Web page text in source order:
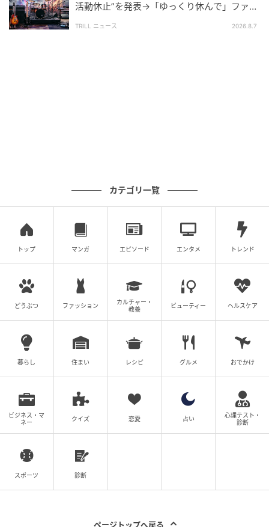
活動休止”を発表→「ゆっくり休んで」ファン
TRILL ニュース 2026.8.7
カテゴリ一覧
トップ マンガ エピソード エンタメ トレンド
どうぶつ ファッション
カルチャー・
教養
ビューティー ヘルスケア
暮らし 住まい レシピ グルメ おでかけ
ビジネス・マ
ネー
クイズ 恋愛 占い
心理テスト・
診断
スポーツ 診断
ページトップへ戻る